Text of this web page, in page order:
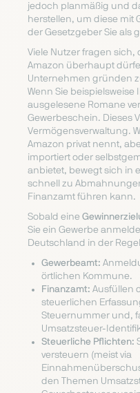
jedoch planmäßig und
herstellen, um diese mit
der Gesetzgeber Sie als
Viele Nutzer fragen sich,
Amazon überhaupt
Unternehmen gründen
Wenn Sie beispielsweise
ausgelesene Romane
Gewerbeschein. Dieses
Vermögensverwaltung.
Amazon privat nennt,
importiert oder
anbietet, bewegt sich in
schnell zu
Finanzamt führen kann.
Sobald eine
Sie ein Gewerbe
Deutschland in der
Gewerbeamt:
örtlichen Kommune.
Finanzamt: Ausfüllen
steuerlichen
Steuernummer und,
Umsatzsteuer-
Steuerliche Pflichten:
versteuern (meist via
den Themen